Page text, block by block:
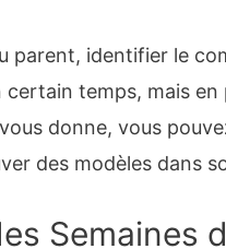
parent, identifier le
certain temps, mais
donne, vous
des modèles dans
Semaines